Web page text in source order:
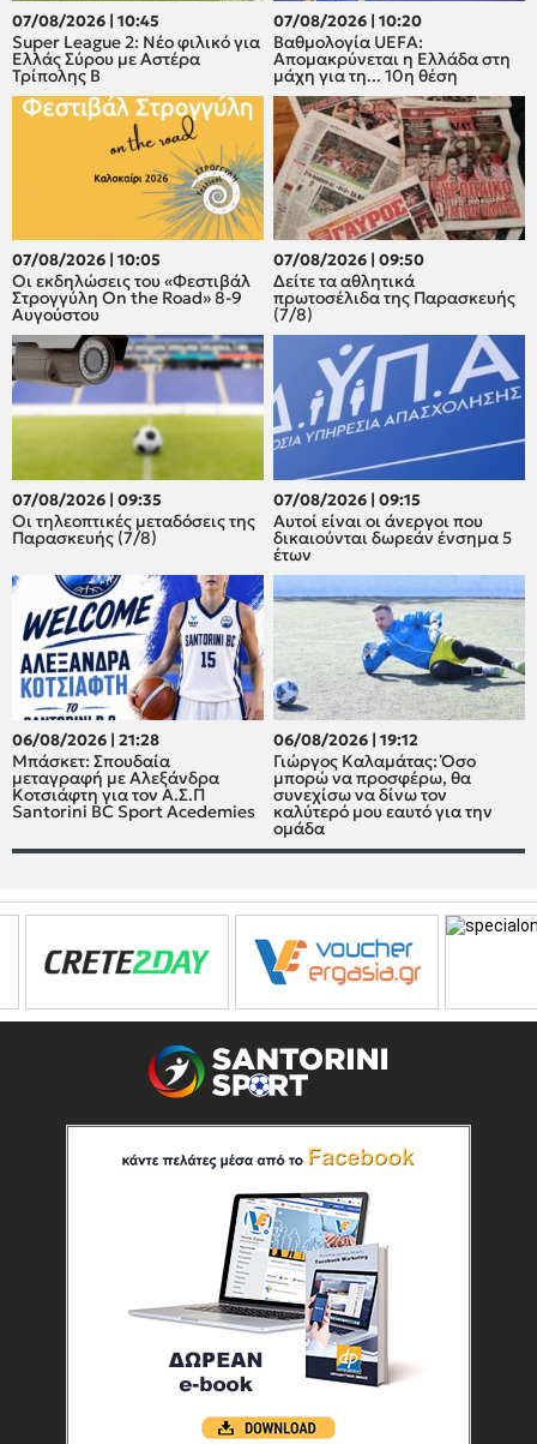
07/08/2026 | 10:45
Super League 2: Νέο φιλικό για
Ελλάς Σύρου με Αστέρα
Τρίπολης Β
07/08/2026 | 10:20
Βαθμολογία UEFA:
Απομακρύνεται η Ελλάδα στη
μάχη για τη... 10η θέση
07/08/2026 | 10:05
Οι εκδηλώσεις του «Φεστιβάλ
Στρογγύλη On the Road» 8-9
Αυγούστου
07/08/2026 | 09:50
Δείτε τα αθλητικά
πρωτοσέλιδα της Παρασκευής
(7/8)
07/08/2026 | 09:35
Οι τηλεοπτικές μεταδόσεις της
Παρασκευής (7/8)
07/08/2026 | 09:15
Αυτοί είναι οι άνεργοι που
δικαιούνται δωρεάν ένσημα 5
έτων
06/08/2026 | 21:28
Μπάσκετ: Σπουδαία
μεταγραφή με Αλεξάνδρα
Κοτσιάφτη για τον A.Σ.Π
Santorini BC Sport Acedemies
06/08/2026 | 19:12
Γιώργος Καλαμάτας: Όσο
μπορώ να προσφέρω, θα
συνεχίσω να δίνω τον
καλύτερό μου εαυτό για την
ομάδα